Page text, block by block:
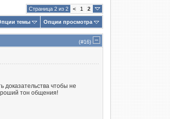
Страница 2 из 2 < 1 2
темы Опции просмотра
(#16)
доказательства чтобы не
тон общения!